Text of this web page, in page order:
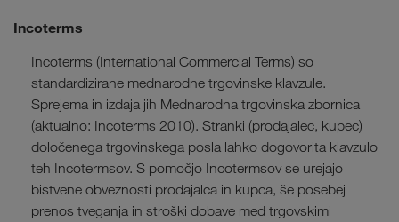
Incoterms
Incoterms (International Commercial Terms) so
standardizirane mednarodne trgovinske klavzule.
Sprejema in izdaja jih Mednarodna trgovinska zbornica
(aktualno: Incoterms 2010). Stranki (prodajalec, kupec)
določenega trgovinskega posla lahko dogovorita klavzulo
teh Incotermsov. S pomočjo Incotermsov se urejajo
bistvene obveznosti prodajalca in kupca, še posebej
prenos tveganja in stroški dobave med trgovskimi